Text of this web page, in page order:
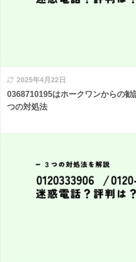
2025年4月22日
0368710195はホークワンからの勧
つの対処法